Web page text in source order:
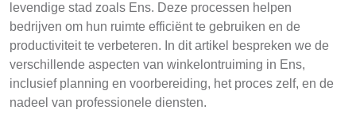
levendige stad zoals Ens. Deze processen helpen
bedrijven om hun ruimte efficiënt te gebruiken en de
productiviteit te verbeteren. In dit artikel bespreken we de
verschillende aspecten van winkelontruiming in Ens,
inclusief planning en voorbereiding, het proces zelf, en de
nadeel van professionele diensten.